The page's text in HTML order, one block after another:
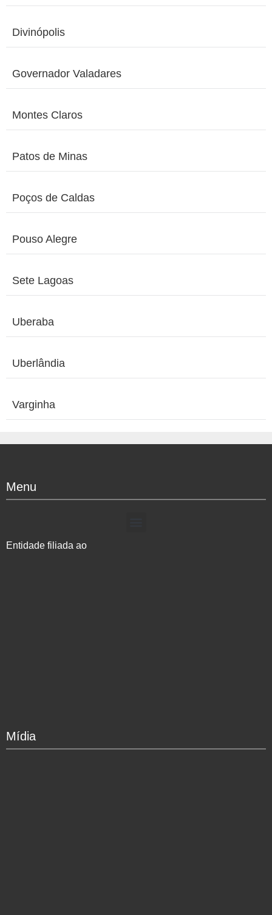
Divinópolis
Governador Valadares
Montes Claros
Patos de Minas
Poços de Caldas
Pouso Alegre
Sete Lagoas
Uberaba
Uberlândia
Varginha
Menu
Entidade filiada ao
Mídia